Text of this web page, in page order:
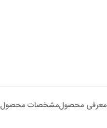
معرفی محصولمشخصات محصول